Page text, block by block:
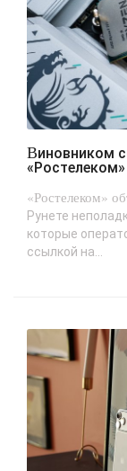
Виновником сбоя в Рунете оказался
«Ростелеком»
Рунете
которые
ссылкой на...